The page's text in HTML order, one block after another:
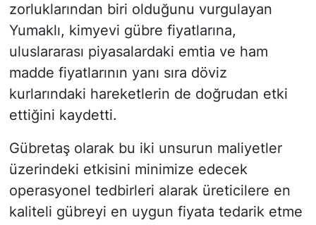
zorluklarından biri olduğunu vurgulayan
Yumaklı, kimyevi gübre fiyatlarına,
uluslararası piyasalardaki emtia ve ham
madde fiyatlarının yanı sıra döviz
kurlarındaki hareketlerin de doğrudan etki
ettiğini kaydetti.
Gübretaş olarak bu iki unsurun maliyetler
üzerindeki etkisini minimize edecek
operasyonel tedbirleri alarak üreticilere en
kaliteli gübreyi en uygun fiyata tedarik etme